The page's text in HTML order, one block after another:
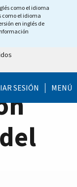
como el idioma
como el idioma
en inglés de
SESIÓN MENÚ